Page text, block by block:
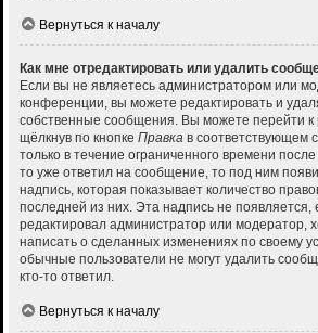
Вернуться к началу
Как мне отредактировать или удалить
Если вы не являетесь администратором или
конференции, вы можете редактировать и
собственные сообщения. Вы можете перейти к
щёлкнув по кнопке Правка в соответствующем
только в течение ограниченного времени
то уже ответил на сообщение, то под ним
надпись, которая показывает количество
последней из них. Эта надпись не
редактировал администратор или модератор,
написать о сделанных изменениях по своему
обычные пользователи не могут удалить
кто-то ответил.
Вернуться к началу